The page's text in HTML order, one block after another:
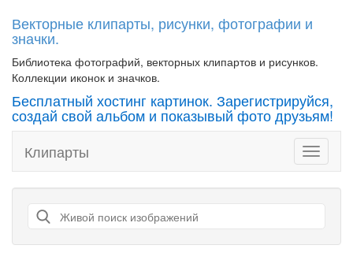
Векторные клипарты, рисунки, фотографии и
значки.
Библиотека фотографий, векторных клипартов и рисунков.
Коллекции иконок и значков.
Бесплатный хостинг картинок. Зарегистрируйся,
создай свой альбом и показывый фото друзьям!
Toggle
Клипарты